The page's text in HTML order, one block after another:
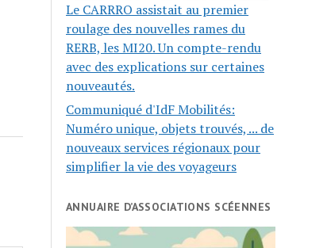
Le CARRRO assistait au premier
roulage des nouvelles rames du
RERB, les MI20. Un compte-rendu
avec des explications sur certaines
nouveautés.
Communiqué d'IdF Mobilités:
Numéro unique, objets trouvés, ... de
nouveaux services régionaux pour
simplifier la vie des voyageurs
ANNUAIRE D’ASSOCIATIONS SCÉENNES